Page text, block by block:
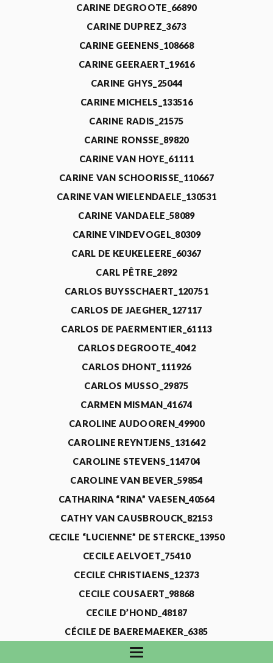
CARINE DEGROOTE_66890
CARINE DUPREZ_3673
CARINE GEENENS_108668
CARINE GEERAERT_19616
CARINE GHYS_25044
CARINE MICHELS_133516
CARINE RADIS_21575
CARINE RONSSE_89820
CARINE VAN HOYE_61111
CARINE VAN SCHOORISSE_110667
CARINE VAN WIELENDAELE_130531
CARINE VANDAELE_58089
CARINE VINDEVOGEL_80309
CARL DE KEUKELEERE_60367
CARL PÊTRE_2892
CARLOS BUYSSCHAERT_120751
CARLOS DE JAEGHER_127117
CARLOS DE PAERMENTIER_61113
CARLOS DEGROOTE_4042
CARLOS DHONT_111926
CARLOS MUSSO_29875
CARMEN MISMAN_41674
CAROLINE AUDOOREN_49900
CAROLINE REYNTJENS_131642
CAROLINE STEVENS_114704
CAROLINE VAN BEVER_59854
CATHARINA “RINA” VAESEN_40564
CATHY VAN CAUSBROUCK_82153
CECILE “LUCIENNE” DE STERCKE_13950
CECILE AELVOET_75410
CECILE CHRISTIAENS_12373
CECILE COUSAERT_98868
CECILE D’HOND_48187
CÉCILE DE BAEREMAEKER_6385
CECILE DE WAELE_4731